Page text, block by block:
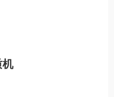
机